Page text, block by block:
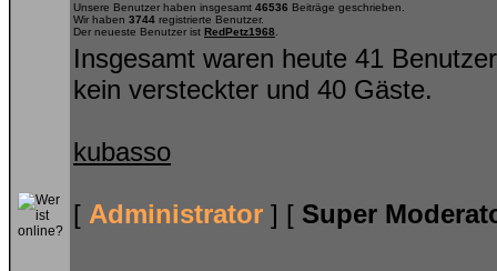
Unsere Benutzer haben insgesamt 46536 Beiträge geschrieben.
Wir haben 3744 registrierte Benutzer.
Der neueste Benutzer ist RedPetz1968
Insgesamt waren heute 41
kein versteckter und 40 Gäste.
kubasso
[ Administrator ] [ Super